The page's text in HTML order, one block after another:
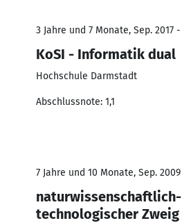
3 Jahre und 7 Monate, Sep. 2017
KoSI - Informatik dual
Hochschule Darmstadt
Abschlussnote: 1,1
7 Jahre und 10 Monate, Sep.
naturwissenschaftlich-
technologischer Zweig